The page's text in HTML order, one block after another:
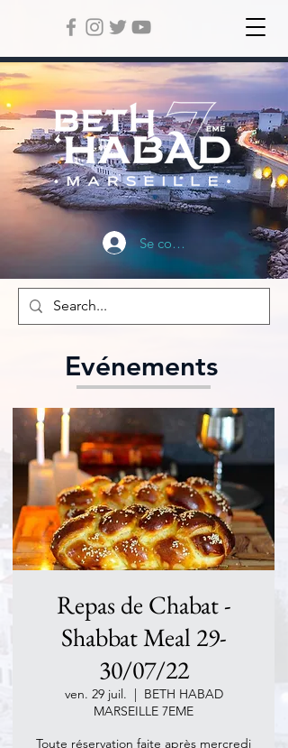
Se connecter
Evénements
Repas de Chabat -
Shabbat Meal 29-
30/07/22
ven. 29 juil.
  |
BETH HABAD
MARSEILLE 7EME
Toute réservation faite après mercredi